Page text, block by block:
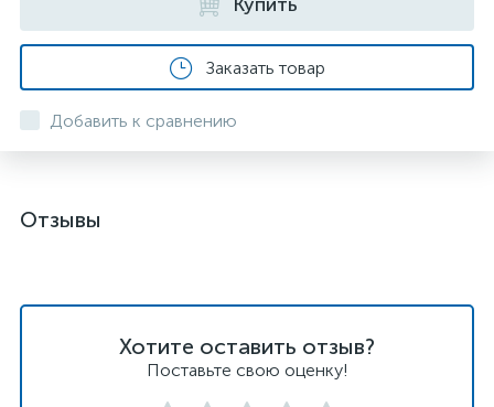
Заказать товар
Добавить к сравнению
Отзывы
Хотите оставить отзыв?
Поставьте свою оценку!